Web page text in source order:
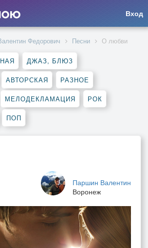
Вход
Федорович Песни О любви
ДЖАЗ, БЛЮЗ
АВТОРСКАЯ РАЗНОЕ
МЕЛОДЕКЛАМАЦИЯ РОК
ПОП
Паршин Валентин
Воронеж